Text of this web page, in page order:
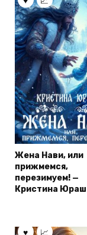
Жена Нави, или
прижмемся,
перезимуем! —
Кристина Юраш